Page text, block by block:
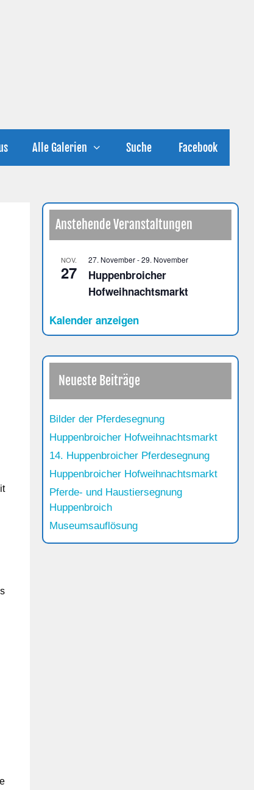
Alle Galerien Suche Facebook
Anstehende Veranstaltungen
NOV.
27
27. November-29. November
Huppenbroicher
Hofweihnachtsmarkt
Kalender anzeigen
Neueste Beiträge
Bilder der Pferdesegnung
Huppenbroicher Hofweihnachtsmarkt
14. Huppenbroicher Pferdesegnung
Huppenbroicher Hofweihnachtsmarkt
Pferde- und Haustiersegnung
Huppenbroich
Museumsauflösung